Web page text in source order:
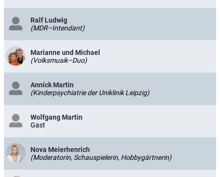
Ralf Ludwig
(MDR–Intendant)
Marianne und Michael
(Volksmusik–Duo)
Annick Martin
(Kinderpsychiatrie der Uniklinik Leipzig)
Wolfgang Martin
Gast
Nova Meierhenrich
(Moderatorin, Schauspielerin, Hobbygärtnerin)